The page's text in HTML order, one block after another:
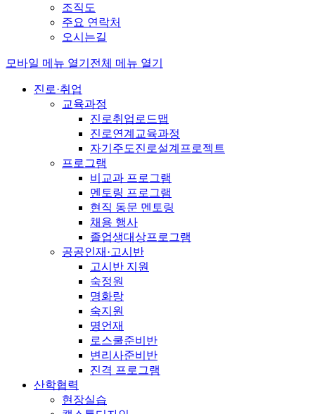
조직도
주요 연락처
오시는길
모바일 메뉴 열기 전체 메뉴 열기
진로·취업
교육과정
진로취업로드맵
진로연계교육과정
자기주도진로설계프로젝트
프로그램
비교과 프로그램
멘토링 프로그램
현직 동문 멘토링
채용 행사
졸업생대상프로그램
공공인재·고시반
고시반 지원
숙정원
명화랑
숙지원
명언재
로스쿨준비반
변리사준비반
진격 프로그램
산학협력
현장실습